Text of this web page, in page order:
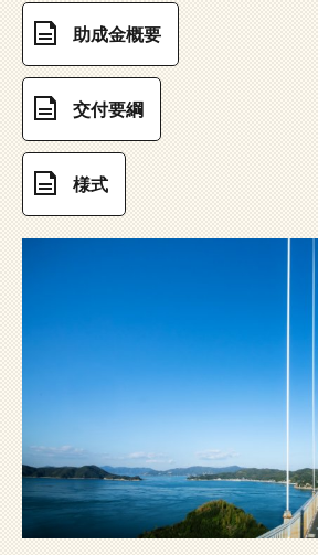
助成金概要
交付要綱
様式